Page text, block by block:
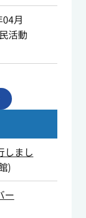
月
活動
しまし
)
ー